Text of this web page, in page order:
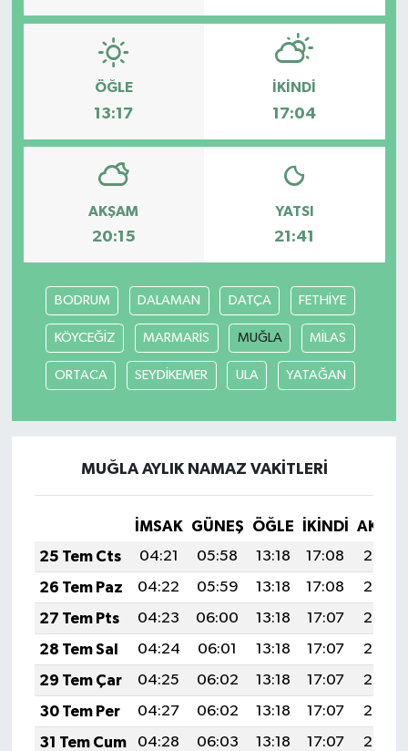
ÖĞLE
13:17
İKINDI
17:04
AKŞAM
20:15
YATSI
21:41
BODRUM DALAMAN DATÇA FETHİYE
KÖYCEĞİZ MARMARİS MUĞLA MİLAS
ORTACA SEYDİKEMER ULA YATAĞAN
MUĞLA AYLIK NAMAZ VAKITLERI
İMSAK GÜNEŞ ÖĞLE İKINDI
25 Tem Cts
04:21 05:58 13:18 17:08
20:28
26 Tem Paz
04:22 05:59 13:18 17:08
20:27
27 Tem Pts
04:23 06:00 13:18 17:07
20:26
28 Tem Sal
04:24 06:01 13:18 17:07
20:25
29 Tem Çar
04:25 06:02 13:18 17:07
20:25
30 Tem Per
04:27 06:02 13:18 17:07
20:24
31 Tem Cum
04:28 06:03 13:18 17:07
20:23